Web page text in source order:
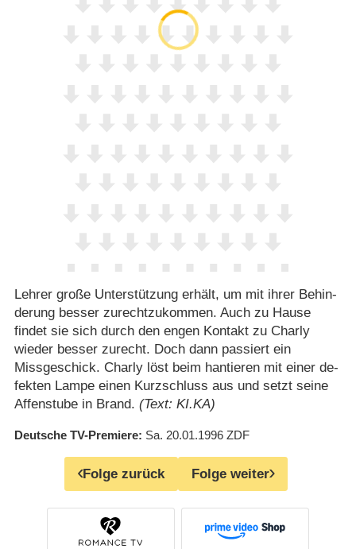
Lehrer große Unterstützung erhält, um mit ihrer Behin-
derung besser zurechtzukommen. Auch zu Hause
findet sie sich durch den engen Kontakt zu Charly
wieder besser zurecht. Doch dann passiert ein
Missgeschick. Charly löst beim hantieren mit einer de-
fekten Lampe einen Kurzschluss aus und setzt seine
Affenstube in Brand. (Text: KI.KA)
Deutsche TV-Premiere Sa. 20.01.1996 ZDF
Folge zurück Folge weiter